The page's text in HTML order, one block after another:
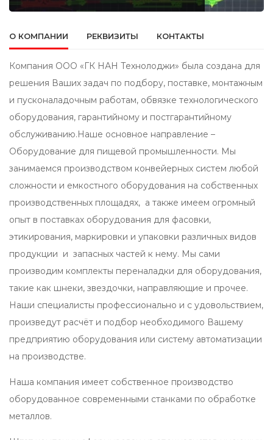
О КОМПАНИИ РЕКВИЗИТЫ КОНТАКТЫ
Компания ООО «ГК НАН Технолоджи» была создана для
решения Ваших задач по подбору, поставке, монтажным
и пусконаладочным работам, обвязке технологического
оборудования, гарантийному и постгарантийному
обслуживанию.Наше основное направление –
Оборудование для пищевой промышленности. Мы
занимаемся производством конвейерных систем любой
сложности и емкостного оборудования на собственных
производственных площадях, а также имеем огромный
опыт в поставках оборудования для фасовки,
этикирования, маркировки и упаковки различных видов
продукции и запасных частей к нему. Мы сами
производим комплекты переналадки для оборудования,
такие как шнеки, звездочки, направляющие и прочее.
Наши специалисты профессионально и с удовольствием,
произведут расчёт и подбор необходимого Вашему
предприятию оборудования или систему автоматизации
на производстве.
Наша компания имеет собственное производство
оборудованное современными станками по обработке
металлов.